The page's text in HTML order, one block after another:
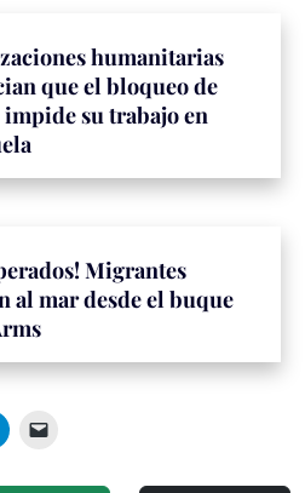
humanitarias
que el bloqueo de
su trabajo en
Migrantes
al mar desde el buque